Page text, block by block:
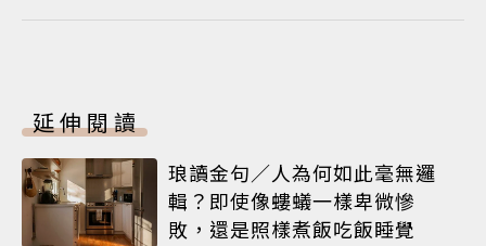
延伸閱讀
琅讀金句／人為何如此毫無邏
輯？即使像螻蟻一樣卑微慘
敗，還是照樣煮飯吃飯睡覺